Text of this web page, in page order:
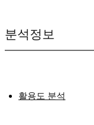
분석정보
활용도 분석